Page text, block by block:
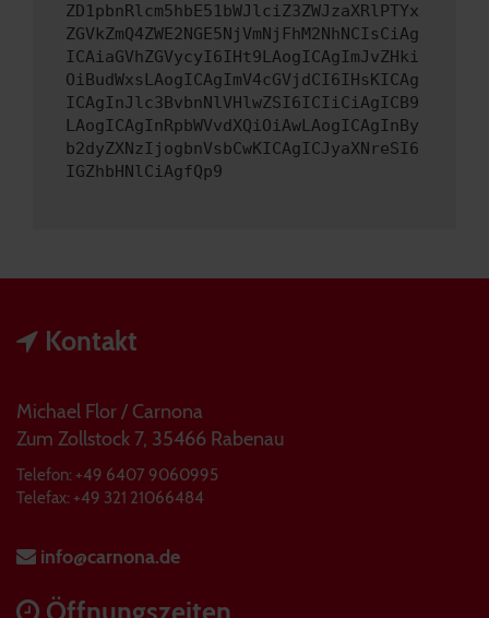
ZD1pbnRlcm5hbE51bWJlciZ3ZWJzaXRlPTYx
ZGVkZmQ4ZWE2NGE5NjVmNjFhM2NhNCIsCiAg
ICAiaGVhZGVycyI6IHt9LAogICAgImJvZHki
OiBudWxsLAogICAgImV4cGVjdCI6IHsKICAg
ICAgInJlc3BvbnNlVHlwZSI6ICIiCiAgICB9
LAogICAgInRpbWVvdXQiOiAwLAogICAgInBy
b2dyZXNzIjogbnVsbCwKICAgICJyaXNreSI6
IGZhbHNlCiAgfQp9
Kontakt
Michael Flor / Carnona
Zum Zollstock 7, 35466 Rabenau
Telefon: +49 6407 9060995
Telefax: +49 321 21066484
info@carnona.de
Öffnungszeiten